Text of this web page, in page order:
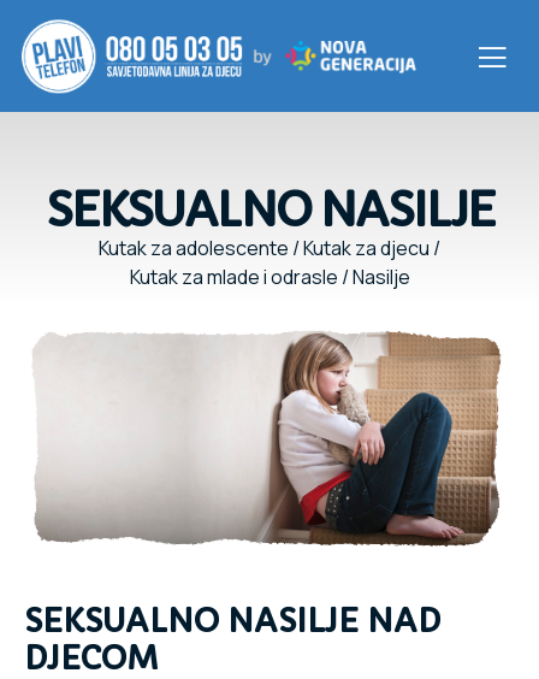
SEKSUALNO NASILJE
Kutak za adolescente /Kutak za djecu /
Kutak za mlade i odrasle /Nasilje
SEKSUALNO NASILJE NAD
DJECOM